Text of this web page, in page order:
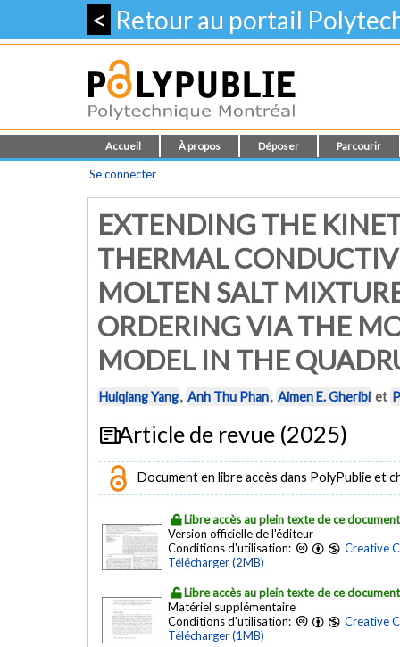
< Retour au portail
Accueil À propos Déposer Parcourir
Se connecter
EXTENDING THE
THERMAL
MOLTEN SALT
ORDERING VIA THE
MODEL IN THE
Huiqiang Yang, Anh Thu Phan, Aimen E. Gheribi et
Article de revue (2025)
Document en libre accès dans PolyPublie et
Libre accès au plein texte de ce document
Version officielle de l'éditeur
Conditions d'utilisation:
Creative
Télécharger (2MB)
Libre accès au plein texte de ce document
Matériel supplémentaire
Conditions d'utilisation:
Creative
Télécharger (1MB)